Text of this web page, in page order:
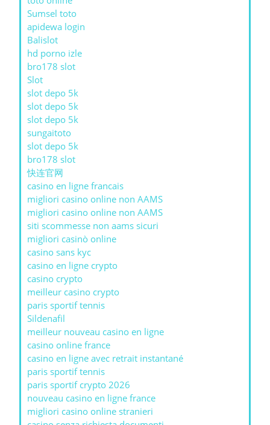
Sumsel toto
apidewa login
Balislot
hd porno izle
bro178 slot
Slot
slot depo 5k
slot depo 5k
slot depo 5k
sungaitoto
slot depo 5k
bro178 slot
快连官网
casino en ligne francais
migliori casino online non AAMS
migliori casino online non AAMS
siti scommesse non aams sicuri
migliori casinò online
casino sans kyc
casino en ligne crypto
casino crypto
meilleur casino crypto
paris sportif tennis
Sildenafil
meilleur nouveau casino en ligne
casino online france
casino en ligne avec retrait instantané
paris sportif tennis
paris sportif crypto 2026
nouveau casino en ligne france
migliori casino online stranieri